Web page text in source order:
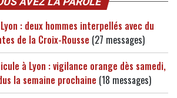
Lyon : deux hommes interpellés avec du
de la Croix-Rousse (27 messages)
à Lyon : vigilance orange dès samedi,
la semaine prochaine (18 messages)